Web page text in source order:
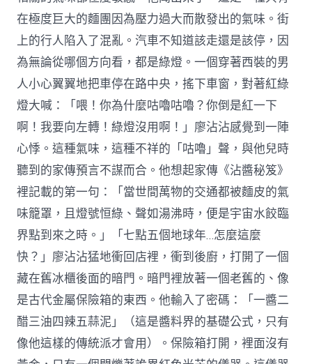
在極度巨大的麵團因為壓力過大而散發出的氣味。街
上的行人陷入了混亂。汽車不知道該走還是該停，因
為無論從哪個方向看，都是綠燈。一個穿著西裝的男
人小心翼翼地把車停在路中央，搖下車窗，對著紅綠
燈大喊：「喂！你為什麼咕嚕咕嚕？你倒是紅一下
啊！我要向左轉！綠燈沒用啊！」廖沾沾感覺到一陣
心悸。這種氣味，這種不祥的「咕嚕」聲，與他兒時
聽到的家傳預言不謀而合。他想起家傳《沾醬秘笈》
裡記載的第一句：「當世間萬物的交通都被麵皮的氣
味籠罩，且燈號恒綠、聲如湯沸時，便是宇宙水餃臨
界點到來之時。」「七點五個地球年…怎麼這麼
快？」廖沾沾猛地衝回店裡，衝到後廚，打開了一個
藏在舊冰櫃後面的暗門。暗門裡放著一個老舊的、像
是古代金屬保險箱的東西。他輸入了密碼：「一醬二
醋三油四辣五蒜泥」（這是醬料界的基礎公式，只有
像他這樣的傳統派才會用）。保險箱打開，裡面沒有